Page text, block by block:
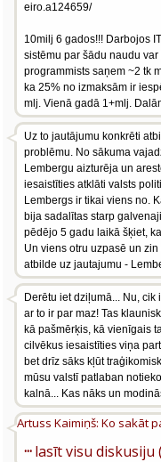
eiro.a124659/
10milj 6 gados!!! Darbojos
sistēmu par šādu naudu
programmists saņem ~2 tk
ka 25% no izmaksām ir
mlj. Vienā gadā 1+mlj.
Uz to jautājumu konkrēti
problēmu. No sākuma
Lembergu aizturēja un
iesaistīties atklāti valsts
Lembergs ir tikai viens no.
bija sadalītas starp
pēdējo 5 gadu laikā šķiet,
Un viens otru uzpasē un
atbilde uz jautajumu -
Derētu iet dziļumā... Nu,
ar to ir par maz! Tas
kā pašmērķis, kā vienīgais
cilvēkus iesaistīties viņa
bet drīz sāks kļūt
mūsu valstī patlaban
kalnā... Kas nāks un
···
Artuss Kaimiņš: Ko sakāt
lasīt visu diskusiju